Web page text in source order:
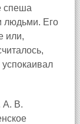
спеша
людьми. Его
или,
А. В.